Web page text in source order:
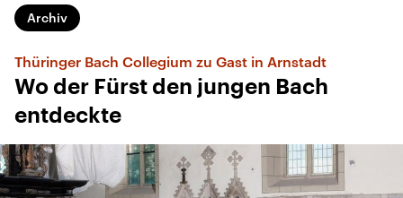
Archiv
Thüringer Bach Collegium zu Gast in Arnstadt
Wo der Fürst den jungen Bach
entdeckte